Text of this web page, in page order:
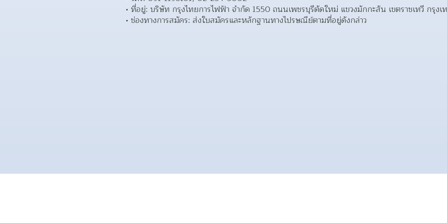
ที่อยู่: บริษัท กรุงไทยการไฟฟ้า จำกัด 1550 ถนนเพชรบุรีตัดใหม่ แขวงมักกะสัน เขตราชเทวี กรุง
ช่องทางการสมัคร: ส่งใบสมัครและหลักฐานทางไปรษณีย์ตามที่อยู่ดังกล่าว